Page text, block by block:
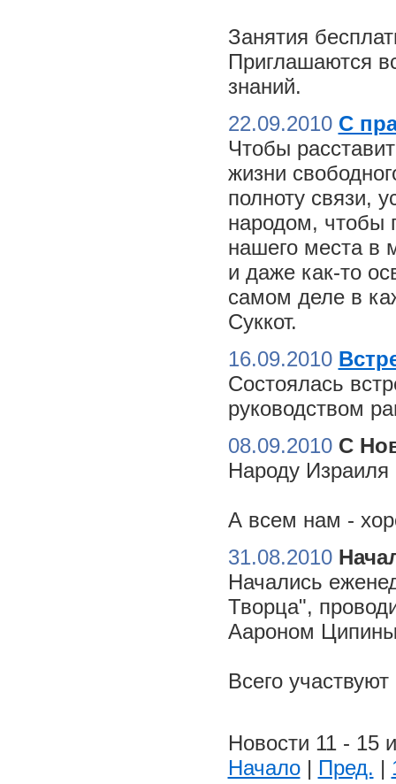
Занятия
Приглашаются
знаний.
22.09.2010 С
Чтобы
жизни
полноту связи,
народом, чтобы
нашего места в
и даже как-то
самом деле в
Суккот.
16.09.2010
Состоялась
руководством
08.09.2010 С
Народу Израиля
А всем нам -
31.08.2010
Начались
Творца",
Аароном
Всего
Новости 11 - 15
Начало| Пред. |